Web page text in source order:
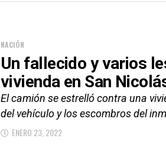
NACIÓN
Un fallecido y varios
vivienda en San
El camión se estrelló contra una
del vehículo y los escombros del
ENERO 23, 2022